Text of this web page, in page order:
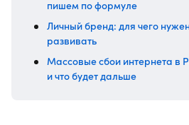
пишем по формуле
Личный бренд: для чего
развивать
Массовые сбои интернета в
и что будет дальше